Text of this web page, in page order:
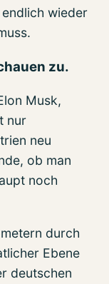
wieder
zu.
Musk,
nur
neu
ob man
noch
durch
Ebene
deutschen